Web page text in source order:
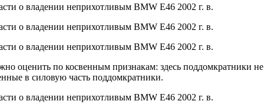
оценить по косвенным признакам: здесь поддомкратники
в силовую часть поддомкратники.